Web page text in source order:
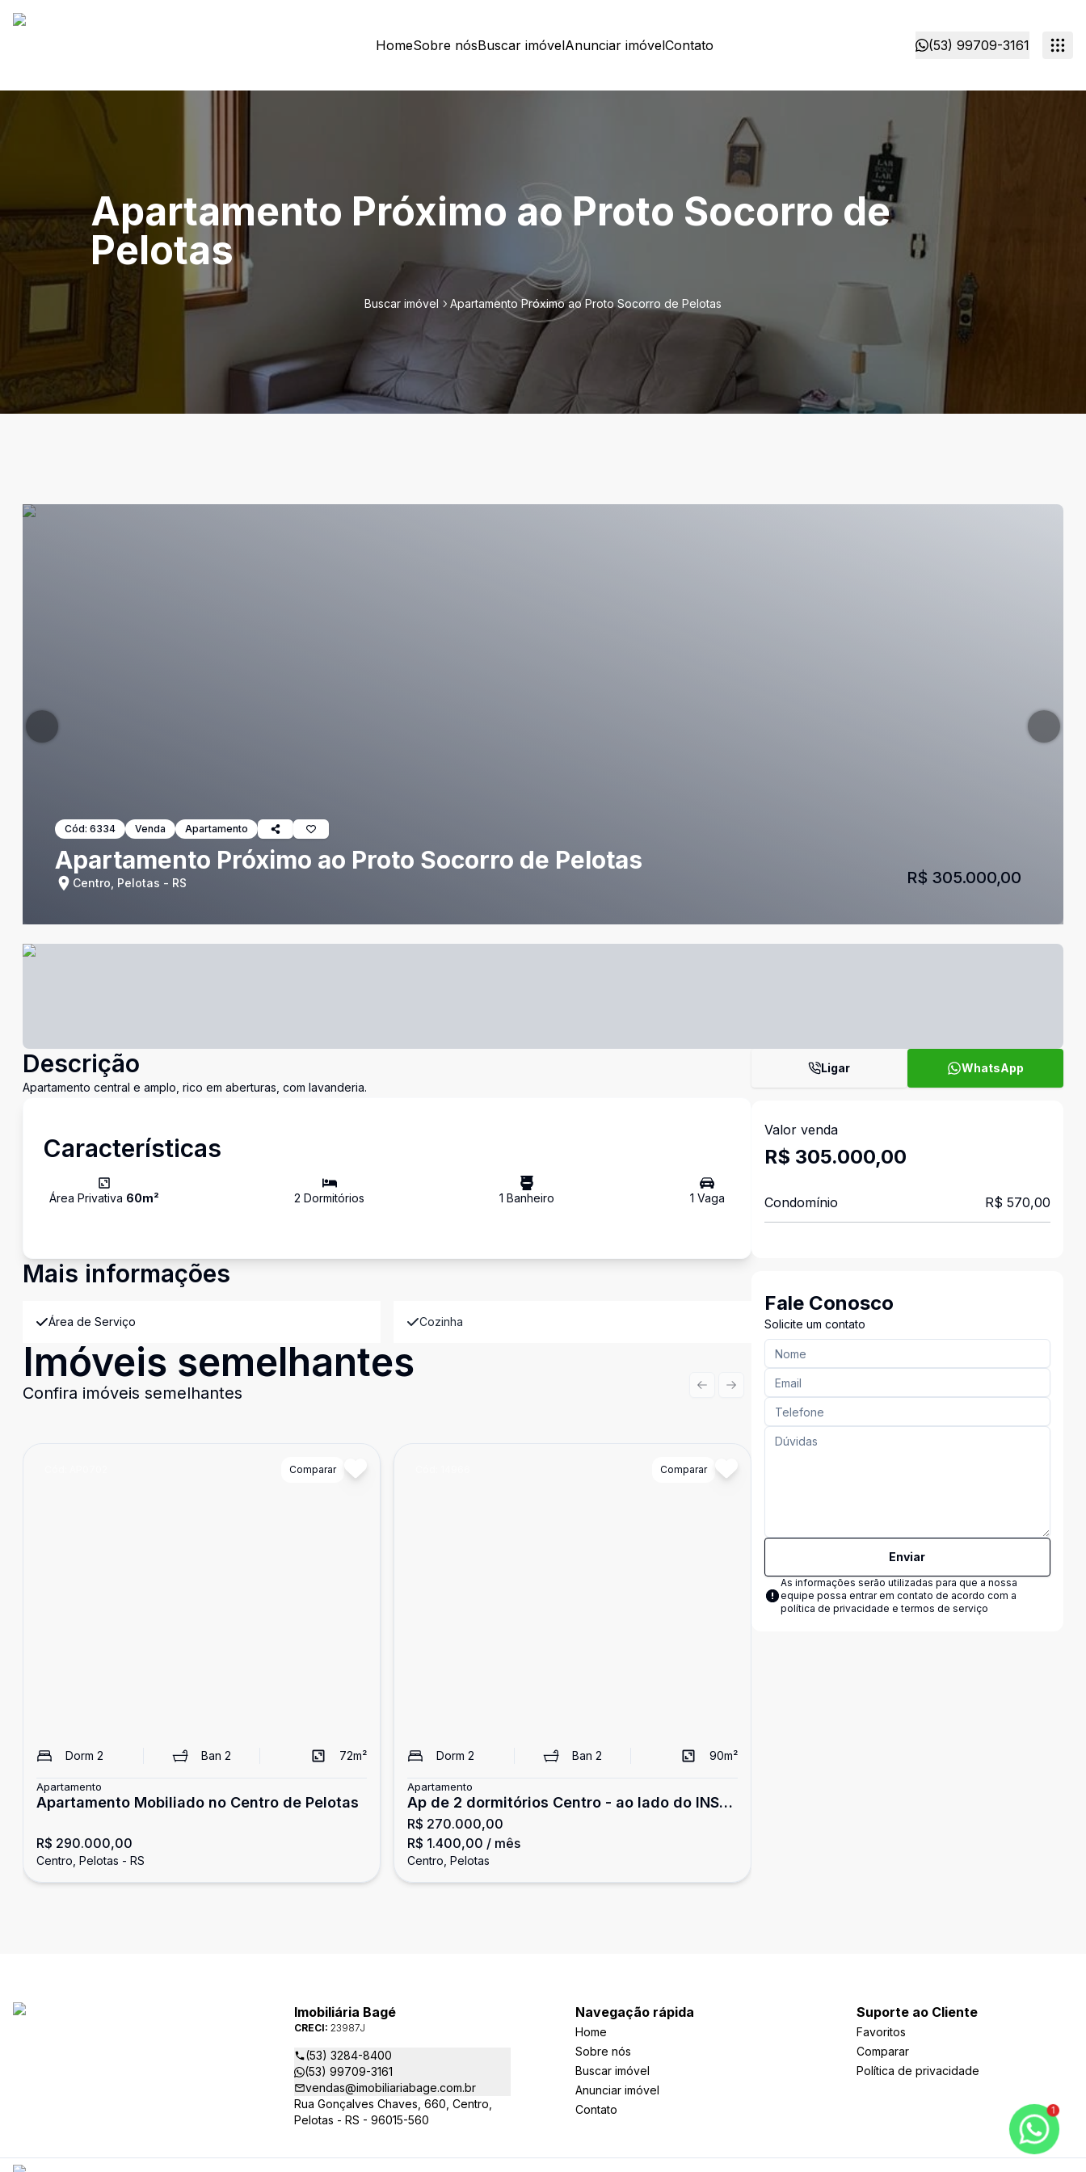
HomeSobre nósBuscar imóvelAnunciar imóvelContato (53) 99709-3161
Apartamento Próximo ao Proto Socorro de
Pelotas
Buscar imóvel Apartamento Próximo ao Proto Socorro de Pelotas
Cód: 6334 Venda Apartamento
Apartamento Próximo ao Proto Socorro de Pelotas
Centro, Pelotas - RS R$ 305.000,00
Descrição
Apartamento central e amplo, rico em aberturas, com lavanderia.
Características
Área Privativa 60m² 2 Dormitórios 1 Banheiro 1 Vaga
Mais informações
Área de Serviço Cozinha
Imóveis semelhantes
Confira imóveis semelhantes
Comparar
Dorm 2 Ban2 72m²
Apartamento
Apartamento Mobiliado no Centro de Pelotas
R$ 290.000,00
Centro, Pelotas - RS
Comparar
Dorm 2 Ban 2 90m²
Apartamento
Ap de 2 dormitórios Centro - ao lado do INSS
em Pelotas
R$ 270.000,00
R$ 1.400,00 / mês
Centro, Pelotas
Previous slide
Next slide
Ligar WhatsApp
Valor venda
R$ 305.000,00
Condomínio R$ 570,00
Fale Conosco
Solicite um contato
Enviar
As informações serão utilizadas para que a nossa
equipe possa entrar em contato de acordo com a
política de privacidade e termos de serviço
Imobiliária Bagé
CRECI: 23987J
(53) 3284-8400
(53) 99709-3161
vendas@imobiliariabage.com.br
Rua Gonçalves Chaves, 660, Centro,
Pelotas - RS - 96015-560
Navegação rápida
Home
Sobre nós
Buscar imóvel
Anunciar imóvel
Contato
Suporte ao Cliente
Favoritos
Comparar
Política de privacidade
1